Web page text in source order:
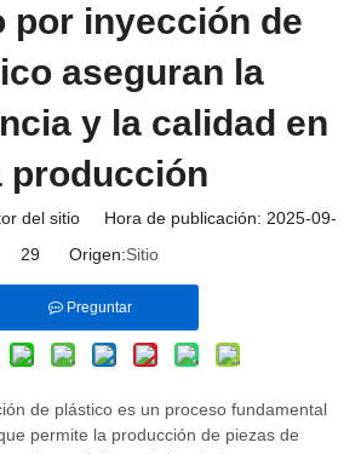
por inyección de
aseguran la
y la calidad en
producción
del sitio Hora de publicación: 2025-09-
29 Origen:Sitio
Preguntar
de plástico es un proceso fundamental
permite la producción de piezas de